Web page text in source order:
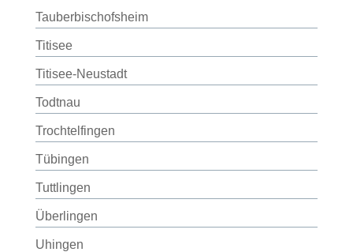
Tauberbischofsheim
Titisee
Titisee-Neustadt
Todtnau
Trochtelfingen
Tübingen
Tuttlingen
Überlingen
Uhingen